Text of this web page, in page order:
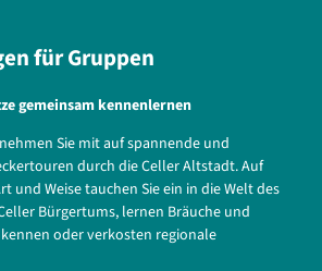
für Gruppen
gemeinsam kennenlernen
Sie mit auf spannende und
durch die Celler Altstadt. Auf
und Weise tauchen Sie ein in die Welt des
Bürgertums, lernen Bräuche und
oder verkosten regionale